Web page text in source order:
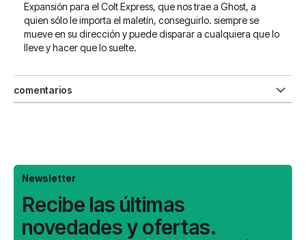
Expansión para el Colt Express, que nos trae a Ghost, a
quien sólo le importa el maletín, conseguirlo. siempre se
mueve en su dirección y puede disparar a cualquiera que lo
lleve y hacer que lo suelte.
comentarios
Newsletter
Recibe las últimas
novedades y ofertas.